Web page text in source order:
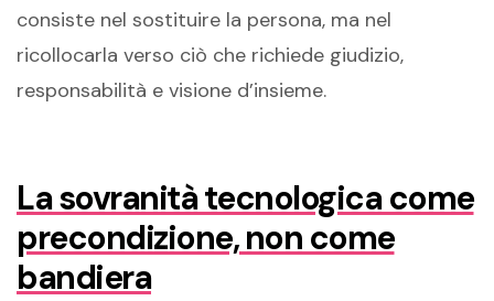
consiste nel sostituire la persona, ma nel
ricollocarla verso ciò che richiede giudizio,
responsabilità e visione d’insieme.
La sovranità tecnologica come
precondizione, non come
bandiera